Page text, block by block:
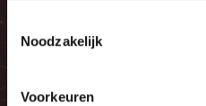
Noodzakelijk
VoorkeurenGELD